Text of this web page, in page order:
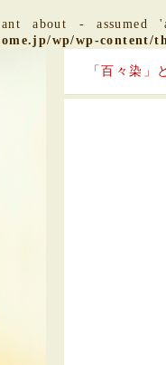
about -
wp/wp-content/
「百々染」